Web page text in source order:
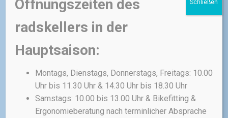
sicherer Power für den Trail
Einsatz.
227,00
inkl. 19 % MwSt.
zzgl.
Versandkosten
Öffnungszeiten des
radskellers in der
Hauptsaison:
Montags, Dienstags, Donnerstags, Freitags: 10.00
Uhr bis 11.30 Uhr & 14.30 Uhr bis 18.30 Uhr
Samstags: 10.00 bis 13.00 Uhr & Bikefitting &
Ergonomieberatung nach terminlicher Absprache
Schließen